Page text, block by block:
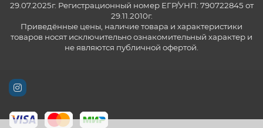
29.07.2025г. Регистрационный номер ЕГР/УНП: 790722845 от
29.11.2010г.
Приведённые цены, наличие товара и характеристики
товаров носят исключительно ознакомительный характер и
не являются публичной офертой.